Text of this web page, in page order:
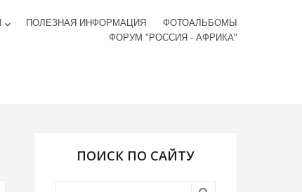
keyboard_arrow_down ПОЛЕЗНАЯ ИНФОРМАЦИЯ
ФОТОАЛЬБОМЫ
ФОРУМ "РОССИЯ - АФРИКА"
ПОИСК ПО САЙТУ